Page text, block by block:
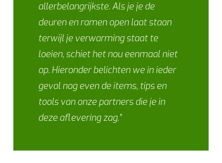
allerbelangrijkste. Als je je de
deuren en ramen open laat staan
terwijl je verwarming staat te
loeien, schiet het nou eenmaal niet
op. Hieronder belichten we in ieder
geval nog even de items, tips en
tools van onze partners die je in
deze aflevering zag.”